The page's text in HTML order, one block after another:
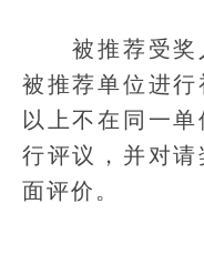
被推荐受奖
被推荐单位进
以上不在同一
行评议，并对
面评价。